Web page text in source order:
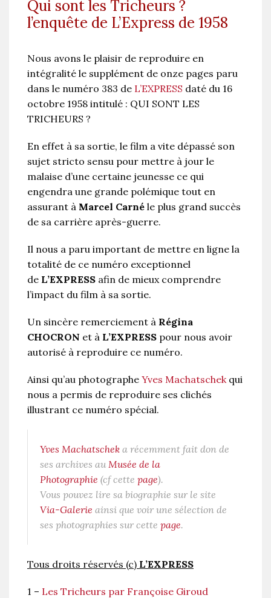
Qui sont les Tricheurs ?
l’enquête de L’Express de 1958
Nous avons le plaisir de reproduire en
intégralité le supplément de onze pages paru
dans le numéro 383 de L’EXPRESS daté du 16
octobre 1958 intitulé : QUI SONT LES
TRICHEURS ?
En effet à sa sortie, le film a vite dépassé son
sujet stricto sensu pour mettre à jour le
malaise d’une certaine jeunesse ce qui
engendra une grande polémique tout en
assurant à Marcel Carné le plus grand succès
de sa carrière après-guerre.
Il nous a paru important de mettre en ligne la
totalité de ce numéro exceptionnel
de L’EXPRESS afin de mieux comprendre
l’impact du film à sa sortie.
Un sincère remerciement à Régina
CHOCRON et à L’EXPRESS pour nous avoir
autorisé à reproduire ce numéro.
Ainsi qu’au photographe Yves Machatschekqui
nous a permis de reproduire ses clichés
illustrant ce numéro spécial.
Yves Machatschek a récemment fait don de
ses archives au Musée de la
Photographie (cf cette page).
Vous pouvez lire sa biographie sur le site
Via-Galerie ainsi que voir une sélection de
ses photographies sur cette page.
Tous droits réservés (c) L’EXPRESS
1 – Les Tricheurs par Françoise Giroud